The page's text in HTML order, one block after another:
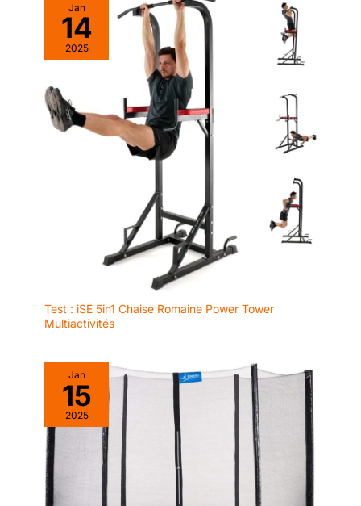
Jan
14
2025
Test : iSE 5in1 Chaise Romaine Power Tower
Multiactivités
Jan
15
2025